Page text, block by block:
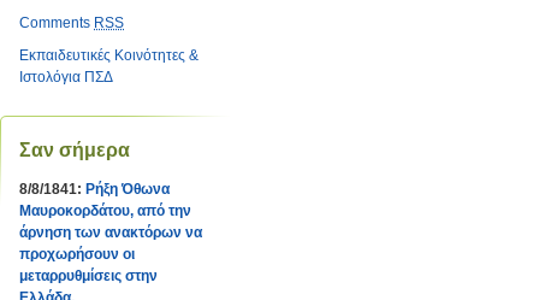
Comments RSS
Εκπαιδευτικές Κοινότητες &
Ιστολόγια ΠΣΔ
Σαν σήμερα
8/8/1841: Ρήξη Όθωνα 
Μαυροκορδάτου, από την
άρνηση των ανακτόρων να
προχωρήσουν οι
μεταρρυθμίσεις στην